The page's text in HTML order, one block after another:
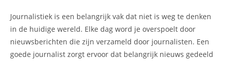
Journalistiek is een belangrijk vak dat niet is weg te denken
in de huidige wereld. Elke dag word je overspoelt door
nieuwsberichten die zijn verzameld door journalisten. Een
goede journalist zorgt ervoor dat belangrijk nieuws gedeeld